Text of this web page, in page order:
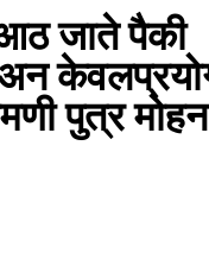
आठ जाते पैकी
पुत्र